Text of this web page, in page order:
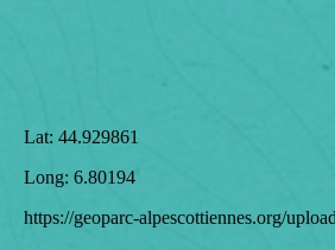
Lat: 44.929861
Long: 6.80194
https://geoparc-alpescottiennes.org/